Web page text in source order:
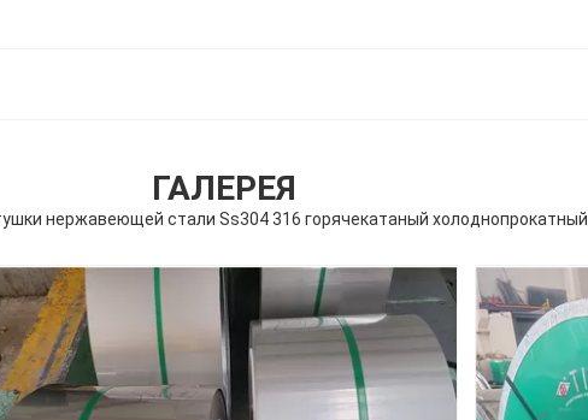
ГАЛЕРЕЯ
нержавеющей стали Ss304 316 горячекатаный холоднопрокатный